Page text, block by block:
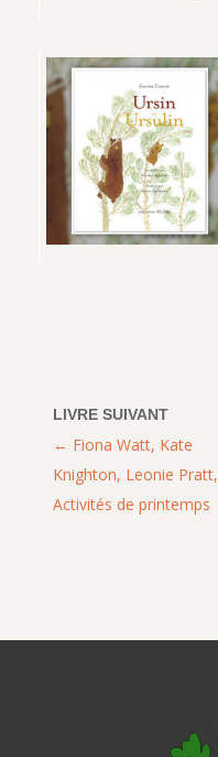
Fiona Watt, Kate
Knighton, Leonie Pratt,
Activités de printemps